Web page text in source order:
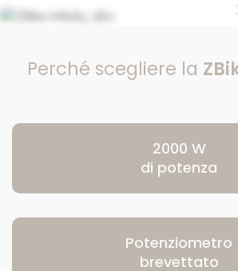
Perché scegliere la
2000 W
di potenza
Potenziometro
brevettato